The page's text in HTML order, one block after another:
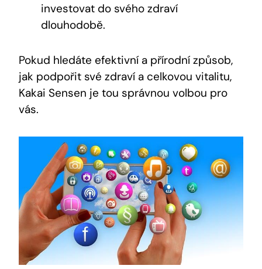
investovat do svého zdraví
dlouhodobě.
Pokud​ hledáte efektivní a přírodní způsob,
jak podpořit své ‍zdraví​ a celkovou vitalitu,
Kakai Sensen ⁢je⁣ tou‍ správnou volbou pro
⁢vás.